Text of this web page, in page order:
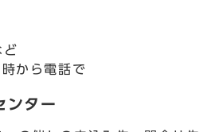
ど
から電話で
ンター